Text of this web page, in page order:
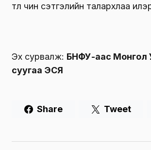
төлөө чин сэтгэлийн талархлаа
Эх сурвалж: БНФУ-аас Монгол
суугаа ЭСЯ
Share Tweet